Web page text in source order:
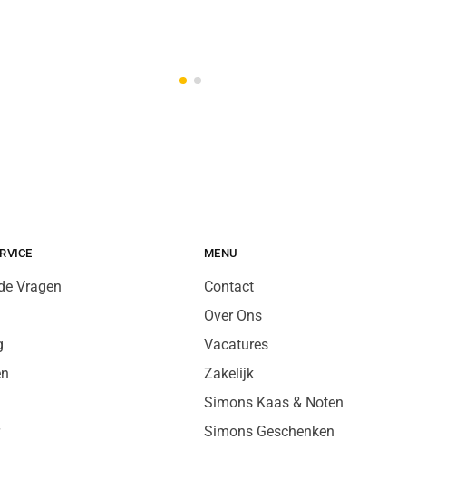
Vragen
MENU
Contact
Over Ons
Vacatures
Zakelijk
Simons Kaas & Noten
Simons Geschenken